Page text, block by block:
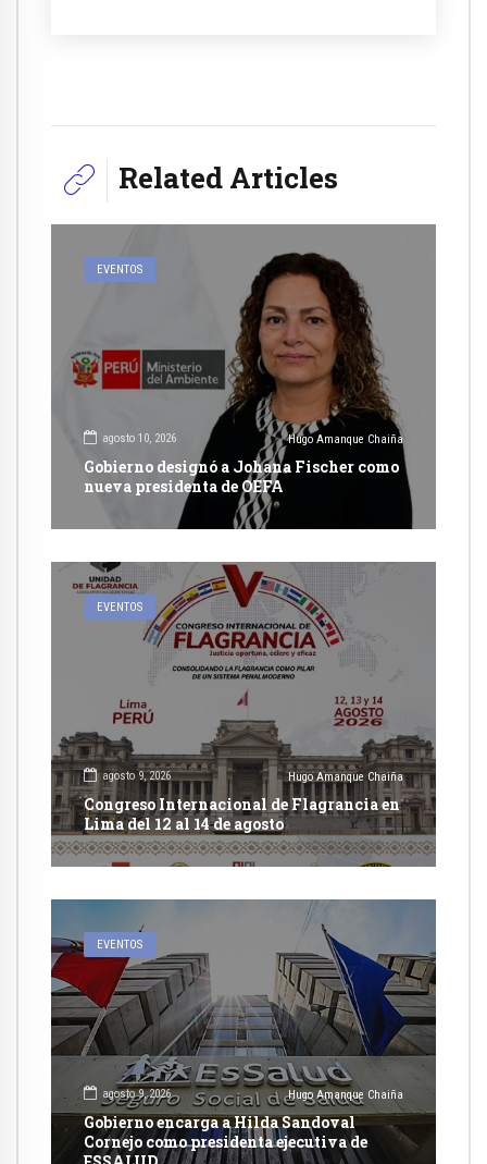
Related Articles
EVENTOS
agosto 10, 2026 Hugo Amanque Chaiña
Gobierno designó a Johana Fischer como
nueva presidenta de OEFA
EVENTOS
agosto 9, 2026 Hugo Amanque Chaiña
Congreso Internacional de Flagrancia en
Lima del 12 al 14 de agosto
EVENTOS
agosto 9, 2026 Hugo Amanque Chaiña
Gobierno encarga a Hilda Sandoval
Cornejo como presidenta ejecutiva de